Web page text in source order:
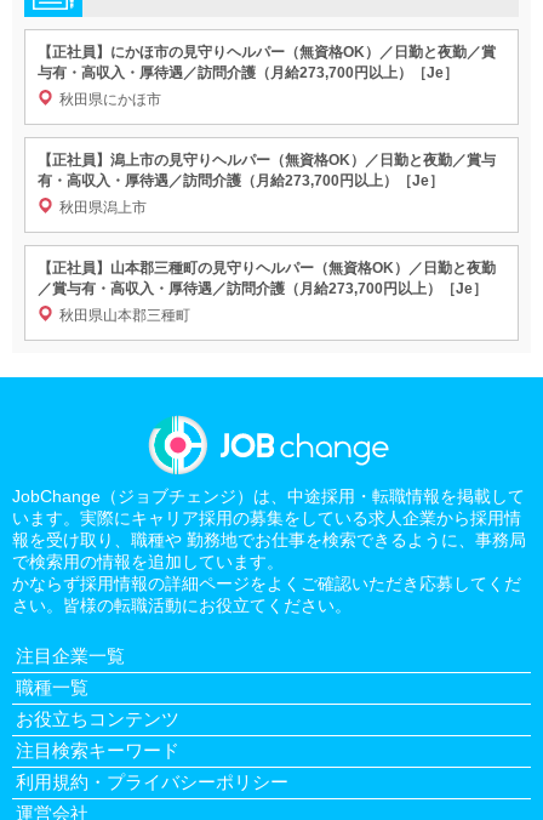
【正社員】にかほ市の見守りヘルパー（無資格OK）／日勤と夜勤／賞
与有・高収入・厚待遇／訪問介護（月給273,700円以上）［Je］
秋田県にかほ市
【正社員】潟上市の見守りヘルパー（無資格OK）／日勤と夜勤／賞与
有・高収入・厚待遇／訪問介護（月給273,700円以上）［Je］
秋田県潟上市
【正社員】山本郡三種町の見守りヘルパー（無資格OK）／日勤と夜勤
／賞与有・高収入・厚待遇／訪問介護（月給273,700円以上）［Je］
秋田県山本郡三種町
JobChange（ジョブチェンジ）は、中途採用・転職情報を掲載して
います。実際にキャリア採用の募集をしている求人企業から採用情
報を受け取り、職種や 勤務地でお仕事を検索できるように、事務局
で検索用の情報を追加しています。
かならず採用情報の詳細ページをよくご確認いただき応募してくだ
さい。皆様の転職活動にお役立てください。
注目企業一覧
職種一覧
お役立ちコンテンツ
注目検索キーワード
利用規約・プライバシーポリシー
運営会社